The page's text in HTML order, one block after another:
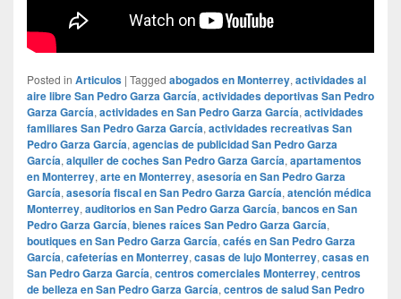
Posted in Articulos | Tagged abogados en Monterrey, actividades al
aire libre San Pedro Garza García, actividades deportivas San Pedro
Garza García, actividades en San Pedro Garza García, actividades
familiares San Pedro Garza García, actividades recreativas San
Pedro Garza García, agencias de publicidad San Pedro Garza
García, alquiler de coches San Pedro Garza García, apartamentos
en Monterrey, arte en Monterrey, asesoría en San Pedro Garza
García, asesoría fiscal en San Pedro Garza García, atención médica
Monterrey, auditorios en San Pedro Garza García, bancos en San
Pedro Garza García, bienes raíces San Pedro Garza García,
boutiques en San Pedro Garza García, cafés en San Pedro Garza
García, cafeterías en Monterrey, casas de lujo Monterrey, casas en
San Pedro Garza García, centros comerciales Monterrey, centros
de belleza en San Pedro Garza García, centros de salud San Pedro